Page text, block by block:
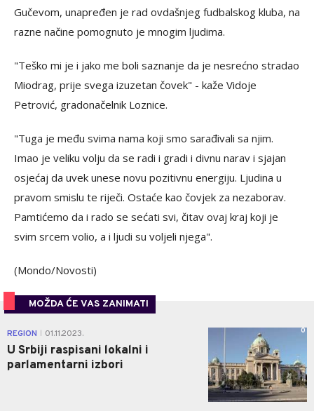
Gučevom, unapređen je rad ovdašnjeg fudbalskog kluba, na
razne načine pomognuto je mnogim ljudima.
"Teško mi je i jako me boli saznanje da je nesrećno stradao
Miodrag, prije svega izuzetan čovek" - kaže Vidoje
Petrović, gradonačelnik Loznice.
"Tuga je među svima nama koji smo sarađivali sa njim.
Imao je veliku volju da se radi i gradi i divnu narav i sjajan
osjećaj da uvek unese novu pozitivnu energiju. Ljudina u
pravom smislu te riječi. Ostaće kao čovjek za nezaborav.
Pamtićemo da i rado se sećati svi, čitav ovaj kraj koji je
svim srcem volio, a i ljudi su voljeli njega".
(Mondo/Novosti)
MOŽDA ĆE VAS ZANIMATI
REGION 01.11.2023.
U Srbiji raspisani lokalni i
parlamentarni izbori
0